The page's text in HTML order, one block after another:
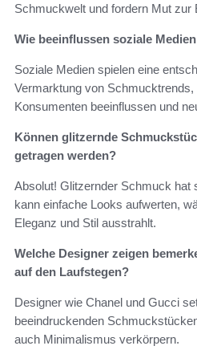
Schmuckwelt und fordern Mut zur
Wie beeinflussen soziale
Soziale Medien spielen eine
Vermarktung von
Konsumenten beeinflussen und
Können glitzernde
getragen werden?
Absolut! Glitzernder Schmuck hat
kann einfache Looks aufwerten,
Eleganz und Stil ausstrahlt.
Welche Designer zeigen
auf den Laufstegen?
Designer wie Chanel und Gucci
beeindruckenden
auch Minimalismus verkörpern.